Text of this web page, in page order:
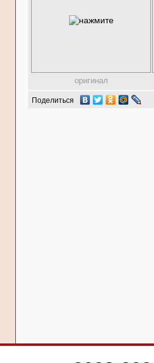
оригинал
Поделиться